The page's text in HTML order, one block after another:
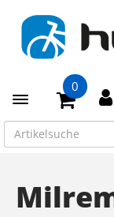
Toggle navigation
0